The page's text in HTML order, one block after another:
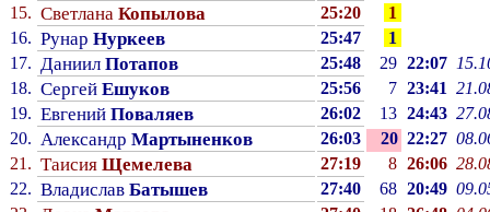
15. Светлана Копылова 25:20
1
16. Рунар Нуркеев 25:47
1
17. Даниил Потапов 25:48 29 22:07
18. Сергей Ешуков 25:56 7 23:41
19. Евгений Поваляев 26:02 13 24:43
20. Александр Мартыненков 26:03 20 22:27
21. Таисия Щемелева 27:19 8 26:06
22. Владислав Батышев 27:40 68 20:49